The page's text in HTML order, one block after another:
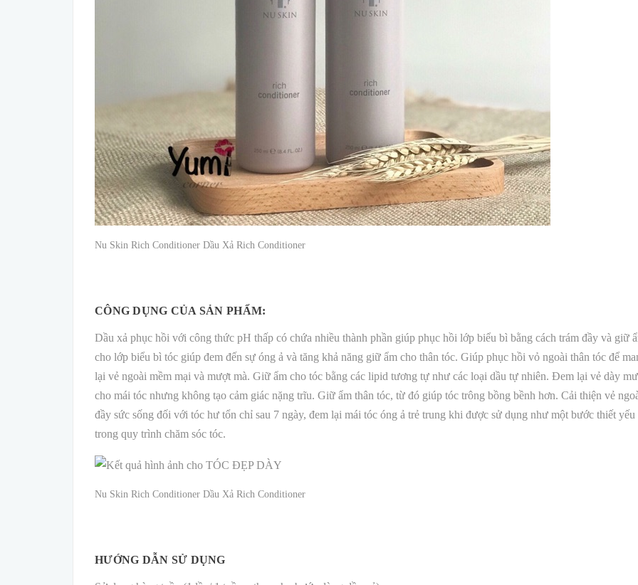
Nu Skin Rich Conditioner Dầu Xả Rich Conditioner
CÔNG DỤNG CỦA SẢN PHẨM:
Dầu xả phục hồi với công thức pH thấp có chứa nhiều thành phần giúp phục hồi lớp biểu bì bằng cách trám đầy và giữ
cho lớp biểu bì tóc giúp đem đến sự óng ả và tăng khả năng giữ ẩm cho thân tóc. Giúp phục hồi vỏ ngoài thân tóc để
lại vẻ ngoài mềm mại và mượt mà. Giữ ẩm cho tóc bằng các lipid tương tự như các loại dầu tự nhiên. Đem lại vẻ dày
cho mái tóc nhưng không tạo cảm giác nặng trĩu. Giữ ẩm thân tóc, từ đó giúp tóc trông bồng bềnh hơn. Cải thiện vẻ
đầy sức sống đối với tóc hư tổn chỉ sau 7 ngày, đem lại mái tóc óng ả trẻ trung khi được sử dụng như một bước thiết yếu
trong quy trình chăm sóc tóc.
Nu Skin Rich Conditioner Dầu Xả Rich Conditioner
HƯỚNG DẪN SỬ DỤNG